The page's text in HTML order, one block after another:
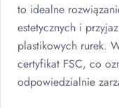
to idealne
estetycznych i
plastikowych rurek.
certyfikat FSC, co
odpowiedzialnie